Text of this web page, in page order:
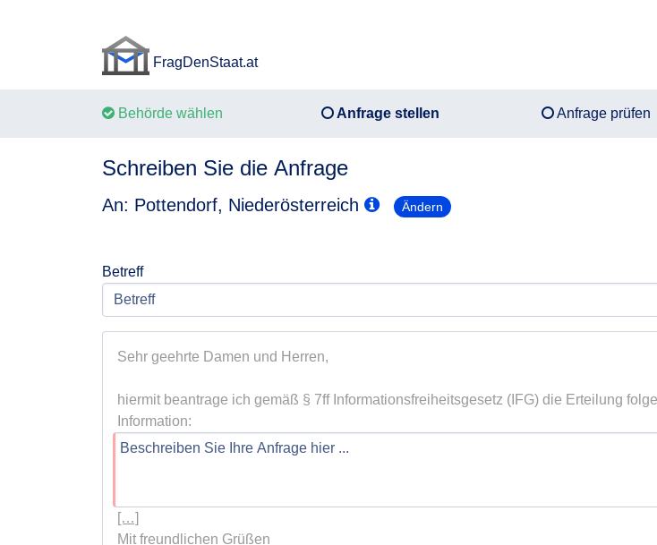
FragDenStaat.at
Behörde wählen Anfrage stellen Anfrage prüfen
Schreiben Sie die Anfrage
An: Pottendorf, Niederösterreich Ändern
Betreff
Sehr geehrte Damen und Herren,
hiermit beantrage ich gemäß § 7ff Informationsfreiheitsgesetz (IFG) die Erteilung
[…]